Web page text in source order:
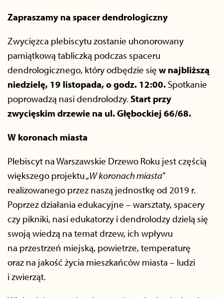
Zapraszamy na spacer dendrologiczny
Zwycięzca plebiscytu zostanie uhonorowany
pamiątkową tabliczką podczas spaceru
dendrologicznego, który odbędzie się w najbliższą
niedzielę, 19 listopada, o godz. 12:00. Spotkanie
poprowadzą nasi dendrolodzy. Start przy
zwycięskim drzewie na ul. Głębockiej 66/68.
W koronach miasta
Plebiscyt na Warszawskie Drzewo Roku jest częścią
większego projektu „W koronach miasta”
realizowanego przez naszą jednostkę od 2019 r.
Poprzez działania edukacyjne – warsztaty, spacery
czy pikniki, nasi edukatorzy i dendrolodzy dzielą się
swoją wiedzą na temat drzew, ich wpływu
na przestrzeń miejską, powietrze, temperaturę
oraz na jakość życia mieszkańców miasta – ludzi
i zwierząt.